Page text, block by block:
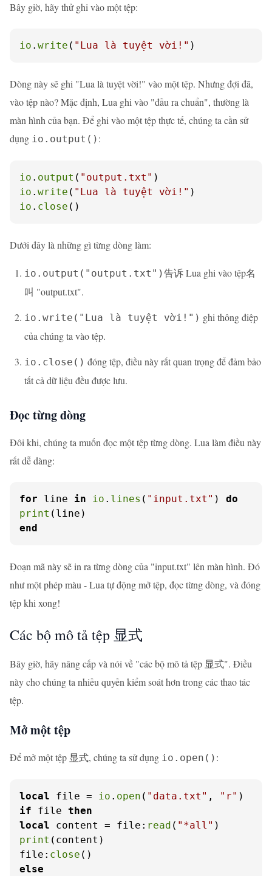
Bây giờ, hãy thử ghi vào một tệp:
io . write ( "Lua là tuyệt vời!" )
Dòng này sẽ ghi "Lua là tuyệt vời!" vào một tệp. Nhưng đợi đã,
vào tệp nào? Mặc định, Lua ghi vào "đầu ra chuẩn", thường là
màn hình của bạn. Để ghi vào một tệp thực tế, chúng ta cần sử
dụng io.output() :
io . output ( "output.txt"
io . write ( "Lua là tuyệt vời!"
io . close ()
Dưới đây là những gì từng dòng làm:
io.output("output.txt")告诉 Lua ghi vào tệp名
叫 "output.txt".
io.write("Lua là tuyệt vời!") ghi thông điệp
của chúng ta vào tệp.
io.close() đóng tệp, điều này rất quan trọng để đảm bảo
tất cả dữ liệu đều được lưu.
Đọc từng dòng
Đôi khi, chúng ta muốn đọc một tệp từng dòng. Lua làm điều này
rất dễ dàng:
for line in io . lines ( "input.txt" ) do
print
end
Đoạn mã này sẽ in ra từng dòng của "input.txt" lên màn hình. Đó
như một phép màu - Lua tự động mở tệp, đọc từng dòng, và đóng
tệp khi xong!
Các bộ mô tả tệp 显式
Bây giờ, hãy nâng cấp và nói về "các bộ mô tả tệp 显式". Điều
này cho chúng ta nhiều quyền kiểm soát hơn trong các thao tác
tệp.
Mở một tệp
Để mở một tệp 显式, chúng ta sử dụng io.open() :
local file = io . open ( "data.txt" , "r"
if file then
local content = file: read ( "*all"
print (content)
file: close
else